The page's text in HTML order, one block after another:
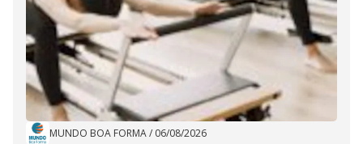
MUNDO BOA FORMA/ 06/08/2026